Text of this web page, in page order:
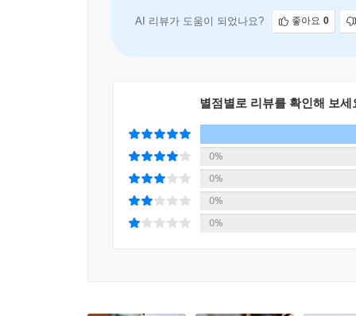
동경과 매혹에 관한 선득하고 아릿한 이야기
않았다. 독자는 누구나 쉽게 마음을 내어줄 만한
“나쁜 일 몇 번 안 해 본 사람도 있나?”
너무 천진하고 태연해서 어이가 없었다.
“정말 나쁜 일은 안 하고 사는 사람이 더 많죠.”
의 아픔을 겪게 한 인물의 재회와 기억
별점별로 리뷰를 확인해 보세
0%
0%
0%